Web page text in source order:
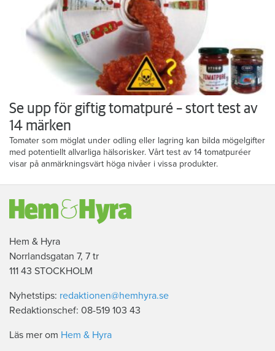
Se upp för giftig tomatpuré – stort test av
14 märken
Tomater som möglat under odling eller lagring kan bilda mögelgifter
med potentiellt allvarliga hälsorisker. Vårt test av 14 tomatpuréer
visar på anmärkningsvärt höga nivåer i vissa produkter.
Hem & Hyra
Norrlandsgatan 7, 7 tr
111 43 STOCKHOLM
Nyhetstips: redaktionen@hemhyra.se
Redaktionschef: 08-519 103 43
Läs mer om Hem & Hyra